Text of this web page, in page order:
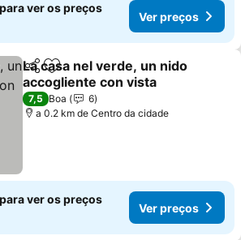
ver os preços
Ver preços
PartilharAdicionar aos favoritos
La casa nel verde, un nido
accogliente con vista
Ver preços
7,5 Boa
6
a 0.2 km de Centro da cidade
ver os preços
Ver preços